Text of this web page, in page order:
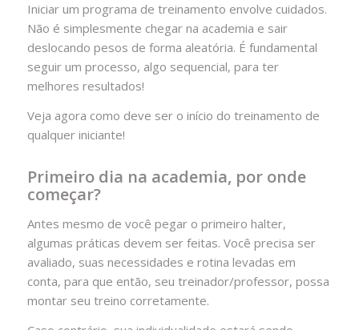
Iniciar um programa de treinamento envolve cuidados.
Não é simplesmente chegar na academia e sair
deslocando pesos de forma aleatória. É fundamental
seguir um processo, algo sequencial, para ter
melhores resultados!
Veja agora como deve ser o início do treinamento de
qualquer iniciante!
Primeiro dia na academia, por onde
começar?
Antes mesmo de você pegar o primeiro halter,
algumas práticas devem ser feitas. Você precisa ser
avaliado, suas necessidades e rotina levadas em
conta, para que então, seu treinador/professor, possa
montar seu treino corretamente.